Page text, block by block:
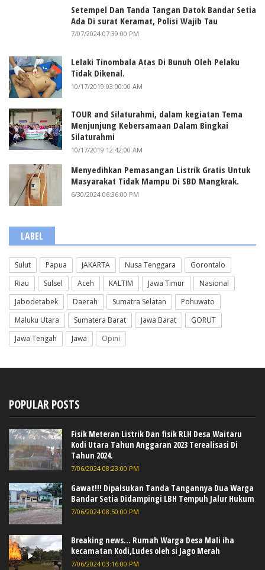
Setempel Dan Tanda Tangan Datok Bandar Setia
Ada Di surat Keramat, Polisi Wajib Tau
7/07/2024 07:39:00 PM
Lelaki Tinombala Atas Di Bunuh Oleh Pelaku
Tidak Dikenal.
10/17/2019 03:00:00 AM
TOUR and Silaturahmi, dalam kegiatan Tema
Menjunjung Kebersamaan Dalam Bingkai
Silaturahmi
10/17/2019 12:42:00 AM
Menyedihkan Pemasangan Listrik Gratis Untuk
Masyarakat Tidak Mampu Di SBD Mangkrak.
6/30/2024 06:36:00 PM
LABEL
Sulut Papua JAKARTA Nusa Tenggara
Gorontalo
Riau
Sulsel Aceh KALTIM Jawa Timur
Nasional
Jabodetabek
Daerah Sumatra Selatan
Pohuwato
Maluku Utara
Sumatera Barat Jawa Barat
GORUT
Jawa Tengah
Jawa Opini
POPULAR POSTS
Fisik Meteran Listrik Dan fisik RLH Desa Waitaru
Kodi Utara Tahun Anggaran 2023 Terealisasi Di
Tahun 2024.
7/06/2024 08:23:00 PM
Gawat!!! Dipalsukan Tanda Tangannya Dua Warga
Bandar Setia Didampingi LBH Tempuh Jalur Hukum
7/06/2024 08:50:00 PM
Breaking news... Rumah Warga Desa Mali iha
kecamatan Kodi,Ludes oleh si Jago Merah
7/06/2024 03:16:00 PM